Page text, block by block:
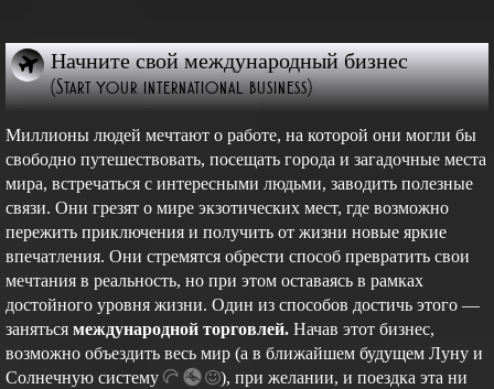
Начните свой международный бизнес
(Start your international business)
Миллионы людей мечтают о работе, на которой они могли бы
свободно путешествовать, посещать города и загадочные места
мира, встречаться с интересными людьми, заводить полезные
связи. Они грезят о мире экзотических мест, где возможно
пережить приключения и получить от жизни новые яркие
впечатления. Они стремятся обрести способ превратить свои
мечтания в реальность, но при этом оставаясь в рамках
достойного уровня жизни. Один из способов достичь этого —
заняться международной торговлей. Начав этот бизнес,
возможно объездить весь мир (а в ближайшем будущем Луну и
Cолнечную систему ), при желании, и поездка эта ни